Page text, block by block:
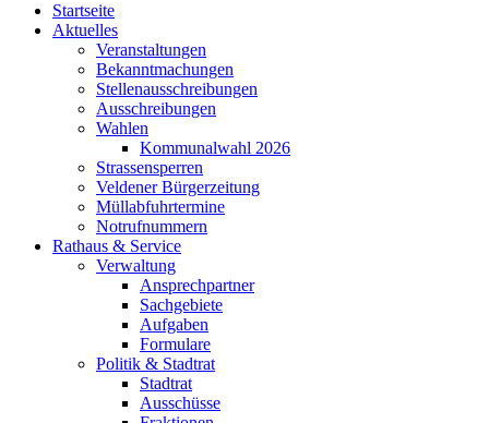
Startseite
Aktuelles
Veranstaltungen
Bekanntmachungen
Stellenausschreibungen
Ausschreibungen
Wahlen
Kommunalwahl 2026
Strassensperren
Veldener Bürgerzeitung
Müllabfuhrtermine
Notrufnummern
Rathaus & Service
Verwaltung
Ansprechpartner
Sachgebiete
Aufgaben
Formulare
Politik & Stadtrat
Stadtrat
Ausschüsse